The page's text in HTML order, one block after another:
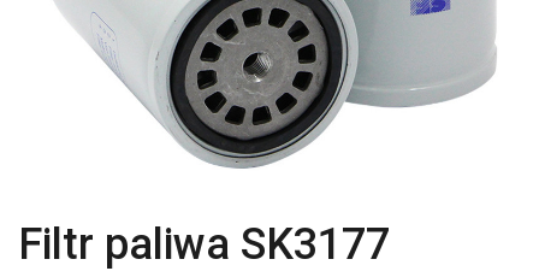
Filtr paliwa SK3177